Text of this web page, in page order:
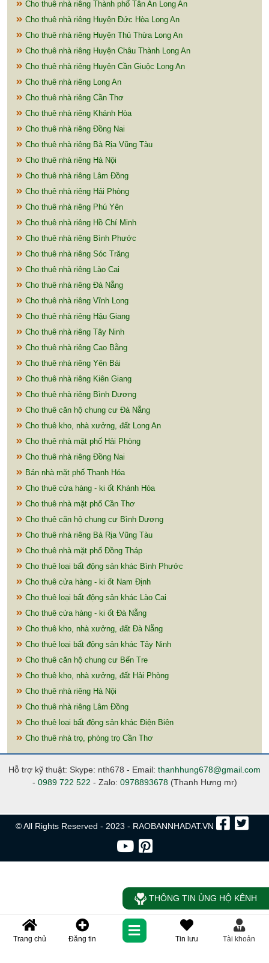
Cho thuê nhà riêng Thành phố Tân An Long An
Cho thuê nhà riêng Huyện Đức Hòa Long An
Cho thuê nhà riêng Huyện Thủ Thừa Long An
Cho thuê nhà riêng Huyện Châu Thành Long An
Cho thuê nhà riêng Huyện Cần Giuộc Long An
Cho thuê nhà riêng Long An
Cho thuê nhà riêng Cần Thơ
Cho thuê nhà riêng Khánh Hòa
Cho thuê nhà riêng Đồng Nai
Cho thuê nhà riêng Bà Rịa Vũng Tàu
Cho thuê nhà riêng Hà Nội
Cho thuê nhà riêng Lâm Đồng
Cho thuê nhà riêng Hải Phòng
Cho thuê nhà riêng Phú Yên
Cho thuê nhà riêng Hồ Chí Minh
Cho thuê nhà riêng Bình Phước
Cho thuê nhà riêng Sóc Trăng
Cho thuê nhà riêng Lào Cai
Cho thuê nhà riêng Đà Nẵng
Cho thuê nhà riêng Vĩnh Long
Cho thuê nhà riêng Hậu Giang
Cho thuê nhà riêng Tây Ninh
Cho thuê nhà riêng Cao Bằng
Cho thuê nhà riêng Yên Bái
Cho thuê nhà riêng Kiên Giang
Cho thuê nhà riêng Bình Dương
Cho thuê căn hộ chung cư Đà Nẵng
Cho thuê kho, nhà xưởng, đất Long An
Cho thuê nhà mặt phố Hải Phòng
Cho thuê nhà riêng Đồng Nai
Bán nhà mặt phố Thanh Hóa
Cho thuê cửa hàng - ki ốt Khánh Hòa
Cho thuê nhà mặt phố Cần Thơ
Cho thuê căn hộ chung cư Bình Dương
Cho thuê nhà riêng Bà Rịa Vũng Tàu
Cho thuê nhà mặt phố Đồng Tháp
Cho thuê loại bất động sản khác Bình Phước
Cho thuê cửa hàng - ki ốt Nam Định
Cho thuê loại bất động sản khác Lào Cai
Cho thuê cửa hàng - ki ốt Đà Nẵng
Cho thuê kho, nhà xưởng, đất Đà Nẵng
Cho thuê loại bất động sản khác Tây Ninh
Cho thuê căn hộ chung cư Bến Tre
Cho thuê kho, nhà xưởng, đất Hải Phòng
Cho thuê nhà riêng Hà Nội
Cho thuê nhà riêng Lâm Đồng
Cho thuê loại bất động sản khác Điện Biên
Cho thuê nhà trọ, phòng trọ Cần Thơ
Hỗ trợ kỹ thuật: Skype: nth678 - Email: thanhhung678@gmail.com
- 0989 722 522 - Zalo: 0978893678(Thanh Hưng mr)
© All Rights Reserved - 2023 - RAOBANNHADAT.VN
Trang chủ Đăng tin Tin lưu Tài khoản
THÔNG TIN ỦNG HỘ KÊNH